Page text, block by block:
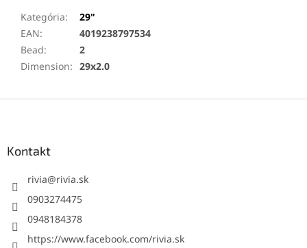
Kategória:
29"
EAN:
4019238797534
Bead:
2
Dimension: 29x2.0
Kontakt
rivia@rivia.sk
0903274475
0948184378
https://www.facebook.com/rivia.sk